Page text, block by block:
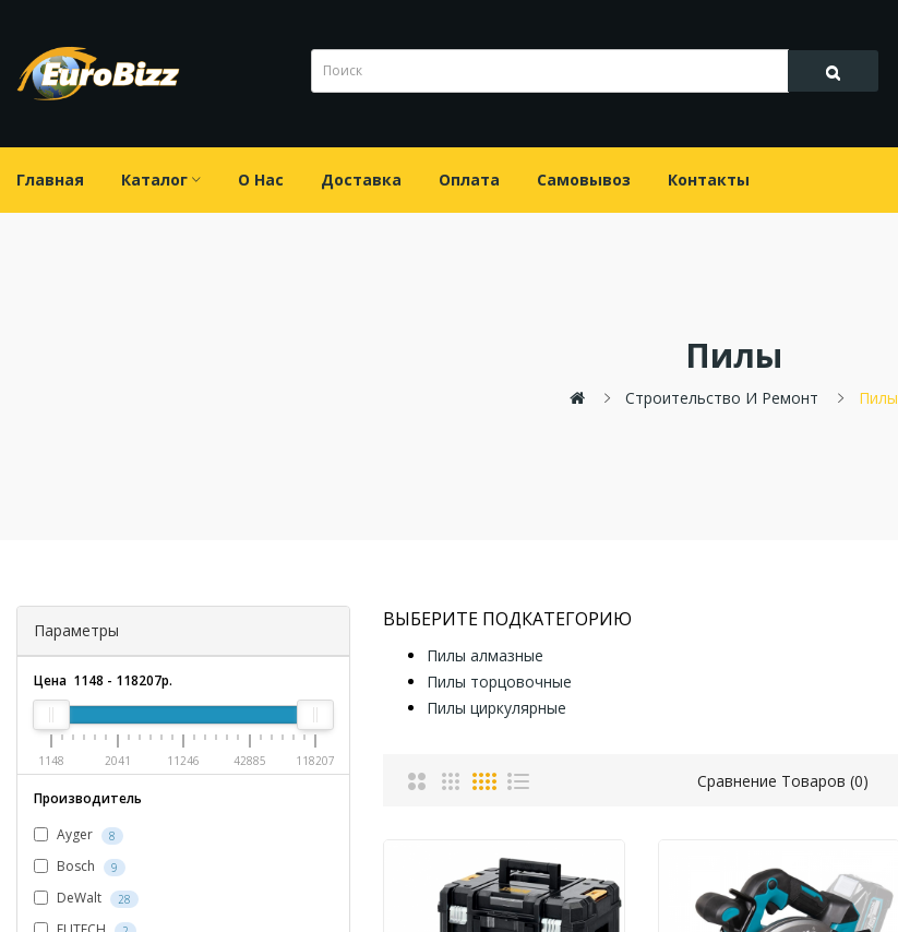
Главная Каталог О Нас Доставка Оплата Самовывоз Контакты
Пилы
Строительство И Ремонт Пилы
Параметры
Цена 1148 - 118207р.
1148 2041 11246 42885 118207
Производитель
Ayger
8
Bosch 9
DeWalt 28
ВЫБЕРИТЕ ПОДКАТЕГОРИЮ
Пилы алмазные
Пилы торцовочные
Пилы циркулярные
Сравнение Товаров (0)